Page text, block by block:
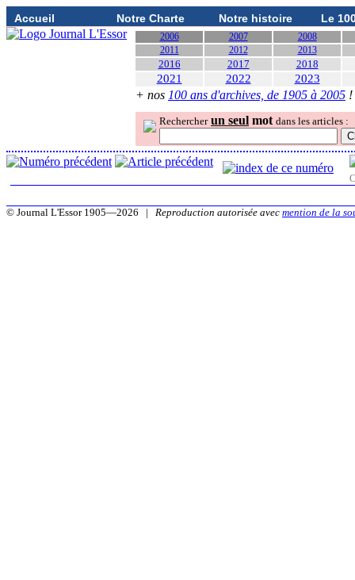
Accueil Notre Charte Notre histoire Le
2006 2007
2008
2011
2012 2013
2016 2017 2018
2021 2022 2023
+ nos 100 ans d'archives, de 1905 à 2005 !
Rechercher un seul mot dans les articles :
© Journal L'Essor 1905—2026 | Reproduction autorisée avec mention de la